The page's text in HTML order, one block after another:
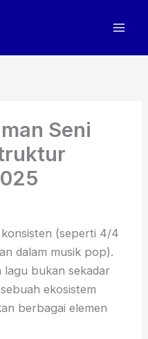
Seni
(seperti 4/4
dalam musik pop).
lagu bukan sekadar
ekosistem
berbagai elemen